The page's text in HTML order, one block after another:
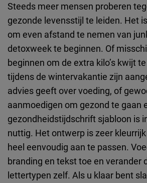
Steeds meer mensen proberen
gezonde levensstijl te leiden. Het
om even afstand te nemen van
detoxweek te beginnen. Of
beginnen om de extra kilo’s kwijt
tijdens de wintervakantie zijn
advies geeft over voeding, of
aanmoedigen om gezond te gaan
gezondheidstijdschrift sjabloon is
nuttig. Het ontwerp is zeer
heel eenvoudig aan te passen.
branding en tekst toe en verander
lettertypen zelf. Als u klaar bent